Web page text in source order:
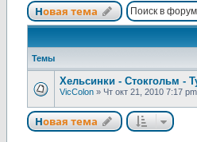
Новая тема
Новаятема
Темы
Хельсинки - Стокгольм -
VicColon » Чт окт 21, 2010 7:17 pm
Новая тема
Новаятема